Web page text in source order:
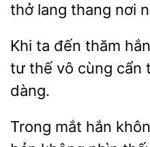
thở lang thang nơi
Khi ta đến thăm
tư thế vô cùng cẩn
dàng.
mắt hắn